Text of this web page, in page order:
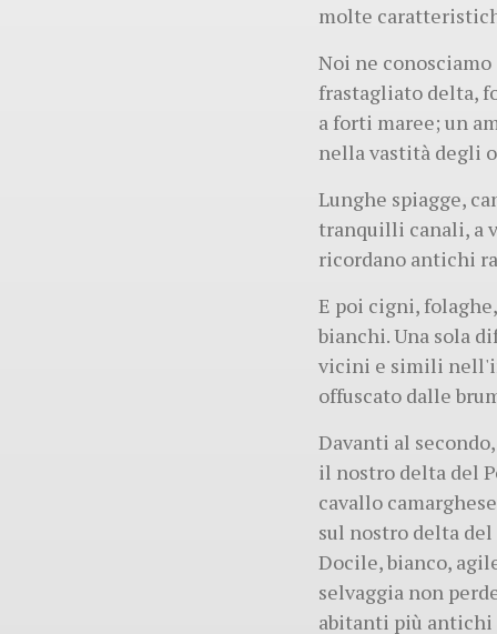
molte
Noi ne
frastagliato delta,
a forti maree; un
nella vastità degli
Lunghe spiagge,
tranquilli canali, a
ricordano antichi
E poi cigni,
bianchi. Una sola
vicini e simili
offuscato dalle
Davanti al
il nostro delta del
cavallo
sul nostro delta del
Docile, bianco,
selvaggia non
abitanti più antichi